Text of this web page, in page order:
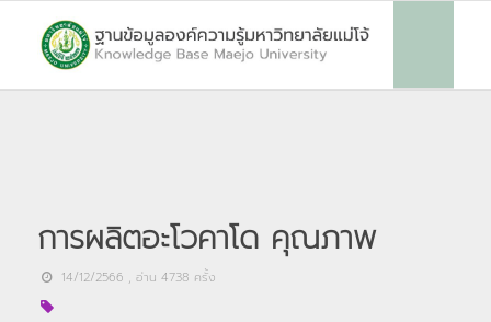
การผลิตอะโวคาโด คุณภาพ
14/12/2566 , อ่าน 4738 ครั้ง